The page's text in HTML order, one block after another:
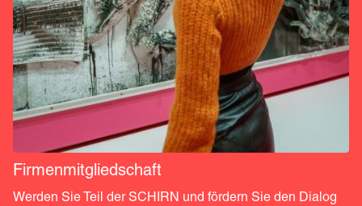
Firmenmitgliedschaft
Werden Sie Teil der SCHIRN und fördern Sie den Dialog